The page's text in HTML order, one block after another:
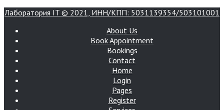
Лаборатория IT © 2021, ИНН/КПП: 5031139354/503101001
About Us
Book Appointment
Bookings
Contact
Home
Login
Pages
Register